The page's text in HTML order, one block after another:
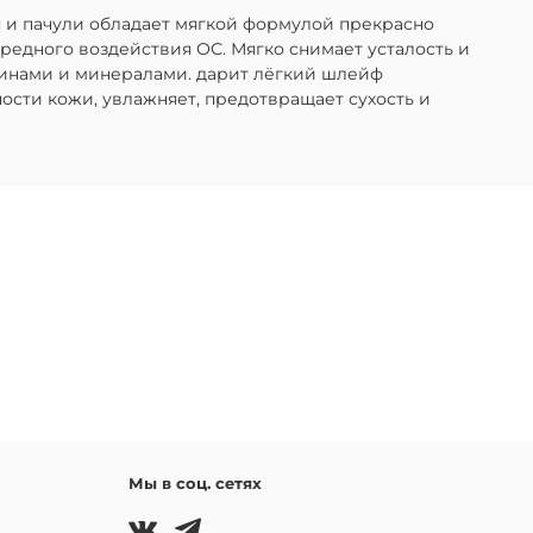
пачули обладает мягкой формулой прекрасно
воздействия ОС. Мягко снимает усталость и
и минералами. дарит лёгкий шлейф
кожи, увлажняет, предотвращает сухость и
Мы в соц. сетях